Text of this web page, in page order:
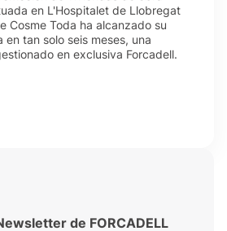
en L'Hospitalet de Llobregat
Cosme Toda ha alcanzado su
tan solo seis meses, una
en exclusiva Forcadell.
de FORCADELL